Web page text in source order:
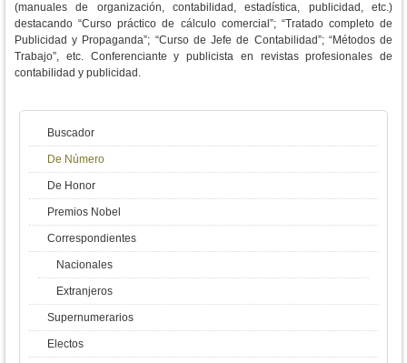
(manuales de organización, contabilidad, estadística, publicidad, etc.)
destacando “Curso práctico de cálculo comercial”; “Tratado completo de
Publicidad y Propaganda”; “Curso de Jefe de Contabilidad”; “Métodos de
Trabajo”, etc. Conferenciante y publicista en revistas profesionales de
contabilidad y publicidad.
Buscador
De Número
De Honor
Premios Nobel
Correspondientes
Nacionales
Extranjeros
Supernumerarios
Electos